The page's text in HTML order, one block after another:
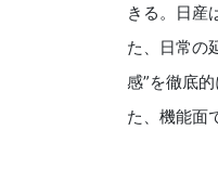
きる。日産
た、日常の
感”を徹底
た、機能面